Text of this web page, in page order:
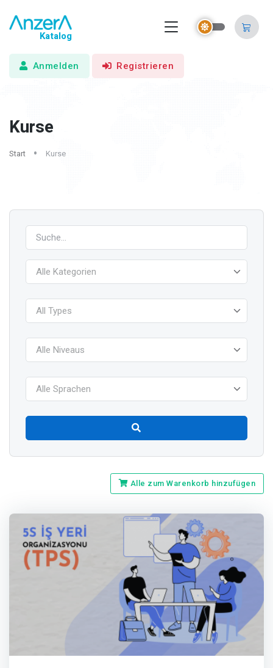
Katalog
Anmelden Registrieren
Kurse
Start Kurse
Alle Kategorien
All Types
Alle Niveaus
Alle Sprachen
Alle zum Warenkorb hinzufügen